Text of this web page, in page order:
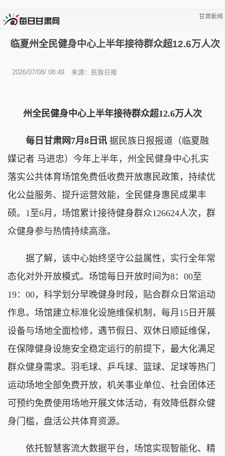
甘肃新闻
临夏州全民健身中心上半年接待群众超12.6万人次
2026/07/08/ 08:49 来源：民族日报
州全民健身中心上半年接待群众超12.6万人次
每日甘肃网7月8日讯 据民族日报报道（临夏融
媒记者 马进忠）今年上半年，州全民健身中心扎实
落实公共体育场馆免费低收费开放惠民政策，持续优
化公益服务、提升运营效能，全民健身惠民成果丰
硕。1至6月，场馆累计接待健身群众126624人次，群
众健身参与热情持续高涨。
据了解，该中心始终坚守公益属性，实行全年常
态化对外开放模式。场馆每日开放时间为8：00至
19：00，科学划分早晚健身时段，贴合群众日常运动
作息。场馆建立标准化设施维保机制，每月15日开展
设备与场地全面检修，遇节假日、双休日顺延维保，
在保障健身设施安全稳定运行的前提下，最大化满足
群众健身需求。羽毛球、乒乓球、篮球、足球等热门
运动场地全部免费开放，机关事业单位、社会团体还
可预约免费使用场地开展文体活动，有效降低群众健
身门槛，盘活公共体育资源。
依托智慧客流大数据平台，场馆实现智能化、精